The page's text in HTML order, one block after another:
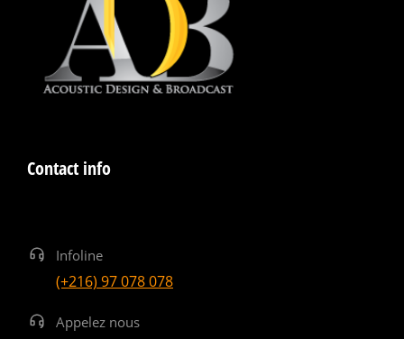
Contact info
Infoline
(+216) 97 078 078
Appelez nous